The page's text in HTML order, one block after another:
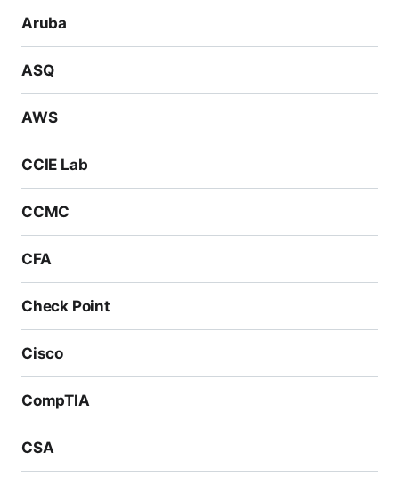
Aruba
ASQ
AWS
CCIE Lab
CCMC
CFA
Check Point
Cisco
CompTIA
CSA